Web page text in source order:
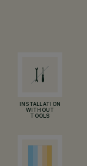
INSTALLATION
WITHOUT
TOOLS